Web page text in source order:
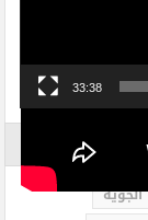
33:38
الجوية